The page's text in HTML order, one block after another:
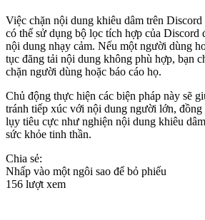
Việc chặn nội dung khiêu dâm trên
có thể sử dụng bộ lọc tích hợp của Discord
nội dung nhạy cảm. Nếu một người dùng
tục đăng tải nội dung không phù hợp, bạn
chặn người dùng hoặc báo cáo họ.
Chủ động thực hiện các biện pháp này sẽ
tránh tiếp xúc với nội dung người lớn, đồng
lụy tiêu cực như nghiện nội dung khiêu
sức khỏe tinh thần.
Chia sẻ:
Nhấp vào một ngôi sao để bỏ phiếu
156 lượt xem